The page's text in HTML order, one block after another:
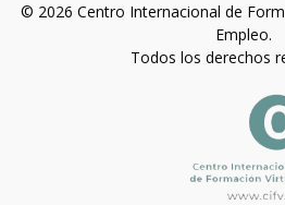
© 2026 Centro Internacional de
Empleo.
Todos los derechos